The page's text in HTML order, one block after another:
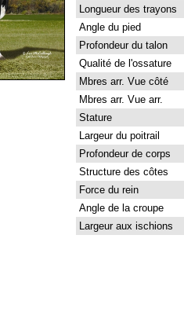
Longueur des trayons
Angle du pied
Profondeur du talon
Qualité de l'ossature
Mbres arr. Vue côté
Mbres arr. Vue arr.
Stature
Largeur du poitrail
Profondeur de corps
Structure des côtes
Force du rein
Angle de la croupe
Largeur aux ischions